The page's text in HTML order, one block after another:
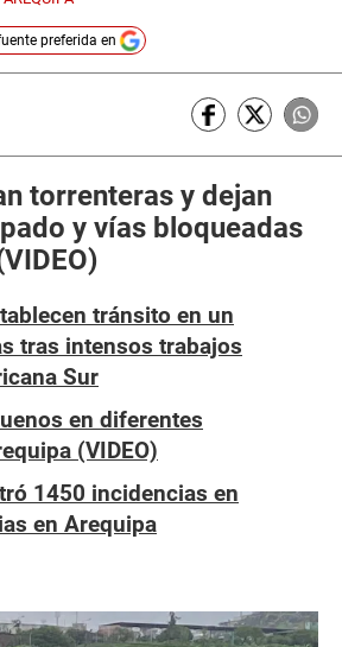
preferida en
torrenteras y dejan
y vías bloqueadas
tránsito en un
tras intensos trabajos
Sur
en diferentes
(VIDEO)
1450 incidencias en
en Arequipa